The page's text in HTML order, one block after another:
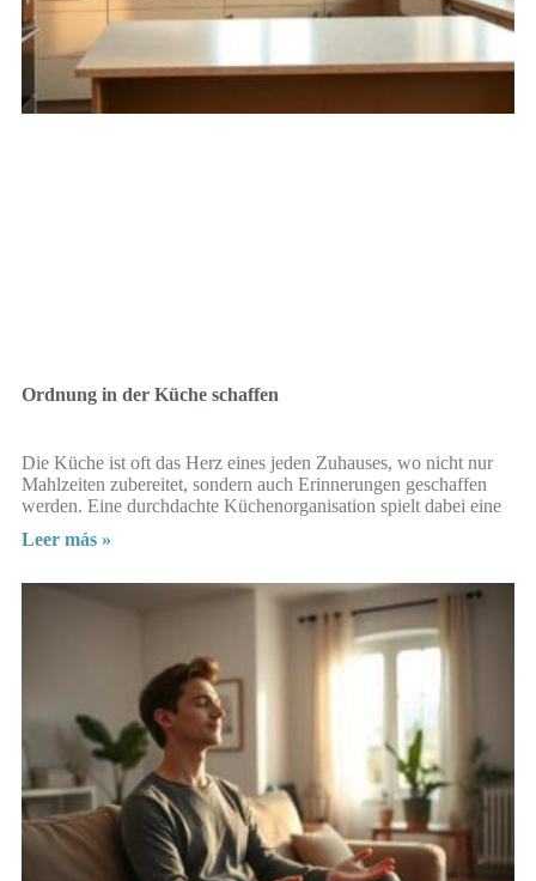
Ordnung in der Küche schaffen
Die Küche ist oft das Herz eines jeden Zuhauses, wo nicht nur
Mahlzeiten zubereitet, sondern auch Erinnerungen geschaffen
werden. Eine durchdachte Küchenorganisation spielt dabei eine
Leer más »